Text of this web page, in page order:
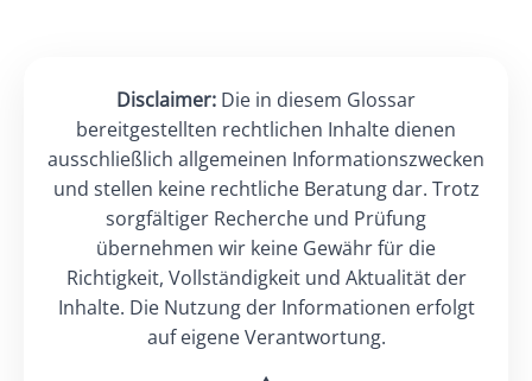
Disclaimer: Die in diesem Glossar
bereitgestellten rechtlichen Inhalte dienen
ausschließlich allgemeinen Informationszwecken
und stellen keine rechtliche Beratung dar. Trotz
sorgfältiger Recherche und Prüfung
übernehmen wir keine Gewähr für die
Richtigkeit, Vollständigkeit und Aktualität der
Inhalte. Die Nutzung der Informationen erfolgt
auf eigene Verantwortung.